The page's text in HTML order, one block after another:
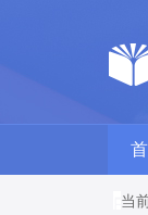
当